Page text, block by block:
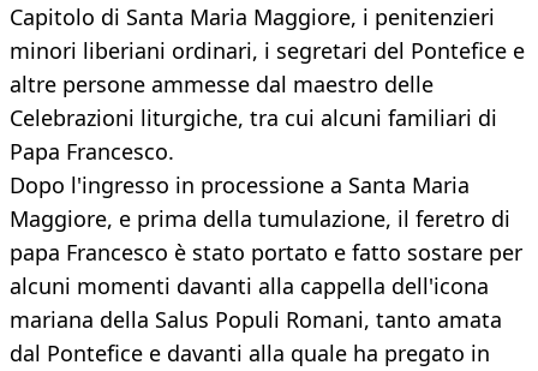
Capitolo di Santa Maria Maggiore, i penitenzieri
minori liberiani ordinari, i segretari del Pontefice e
altre persone ammesse dal maestro delle
Celebrazioni liturgiche, tra cui alcuni familiari di
Papa Francesco.
Dopo l'ingresso in processione a Santa Maria
Maggiore, e prima della tumulazione, il feretro di
papa Francesco è stato portato e fatto sostare per
alcuni momenti davanti alla cappella dell'icona
mariana della Salus Populi Romani, tanto amata
dal Pontefice e davanti alla quale ha pregato in